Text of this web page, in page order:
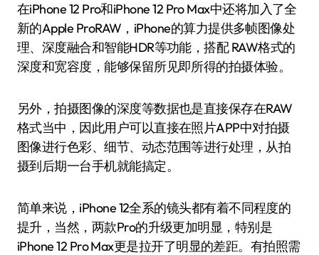
在iPhone 12 Pro和iPhone 12 Pro Max中还将加入了全
新的Apple ProRAW，iPhone的算力提供多帧图像处
理、深度融合和智能HDR等功能，搭配 RAW格式的
深度和宽容度，能够保留所见即所得的拍摄体验。
另外，拍摄图像的深度等数据也是直接保存在RAW
格式当中，因此用户可以直接在照片APP中对拍摄
图像进行色彩、细节、动态范围等进行处理，从拍
摄到后期一台手机就能搞定。
简单来说，iPhone 12全系的镜头都有着不同程度的
提升，当然，两款Pro的升级更加明显，特别是
iPhone 12 Pro Max更是拉开了明显的差距。有拍照需